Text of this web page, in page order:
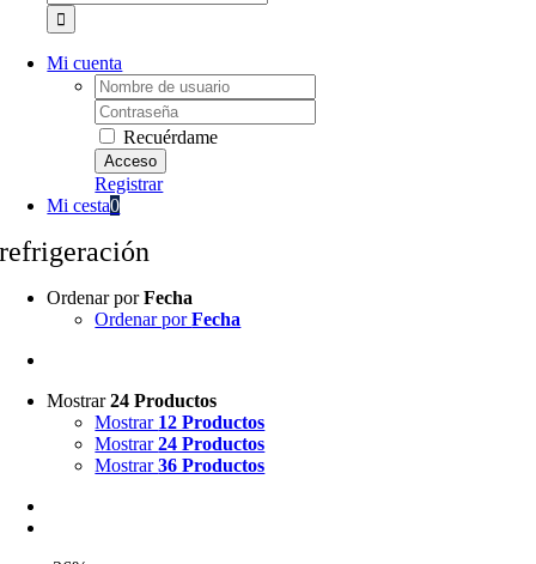
Mi cuenta
Username:
Password:
Recuérdame
Registrar
Mi cesta0
refrigeración
Ordenar porFecha
Ordenar porFecha
Mostrar24 Productos
Mostrar 12 Productos
Mostrar24 Productos
Mostrar36 Productos